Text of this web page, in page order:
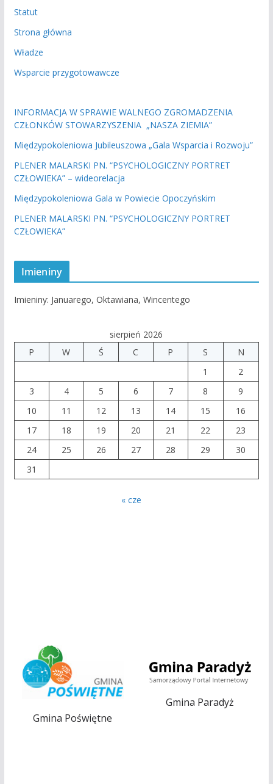
Statut
Strona główna
Władze
Wsparcie przygotowawcze
INFORMACJA W SPRAWIE WALNEGO ZGROMADZENIA
CZŁONKÓW STOWARZYSZENIA „NASZA ZIEMIA”
Międzypokoleniowa Jubileuszowa „Gala Wsparcia i Rozwoju”
PLENER MALARSKI PN. “PSYCHOLOGICZNY PORTRET
CZŁOWIEKA” – wideorelacja
Międzypokoleniowa Gala w Powiecie Opoczyńskim
PLENER MALARSKI PN. “PSYCHOLOGICZNY PORTRET
CZŁOWIEKA”
Imieniny
Imieniny: Januarego, Oktawiana, Wincentego
sierpień 2026
P
W Ś C P S
N
1
2
3
4 5 6 7 8
9
10
11 12 13 14 15
16
17
18 19 20 21 22
23
24
25 26 27 28 29
30
31
« cze
Gmina Poświętne
Gmina Paradyż